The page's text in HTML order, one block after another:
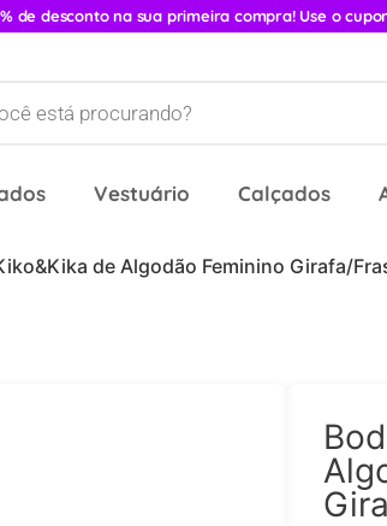
de desconto na sua primeira compra! Use o
Vestuário Calçados
de Algodão Feminino Girafa/